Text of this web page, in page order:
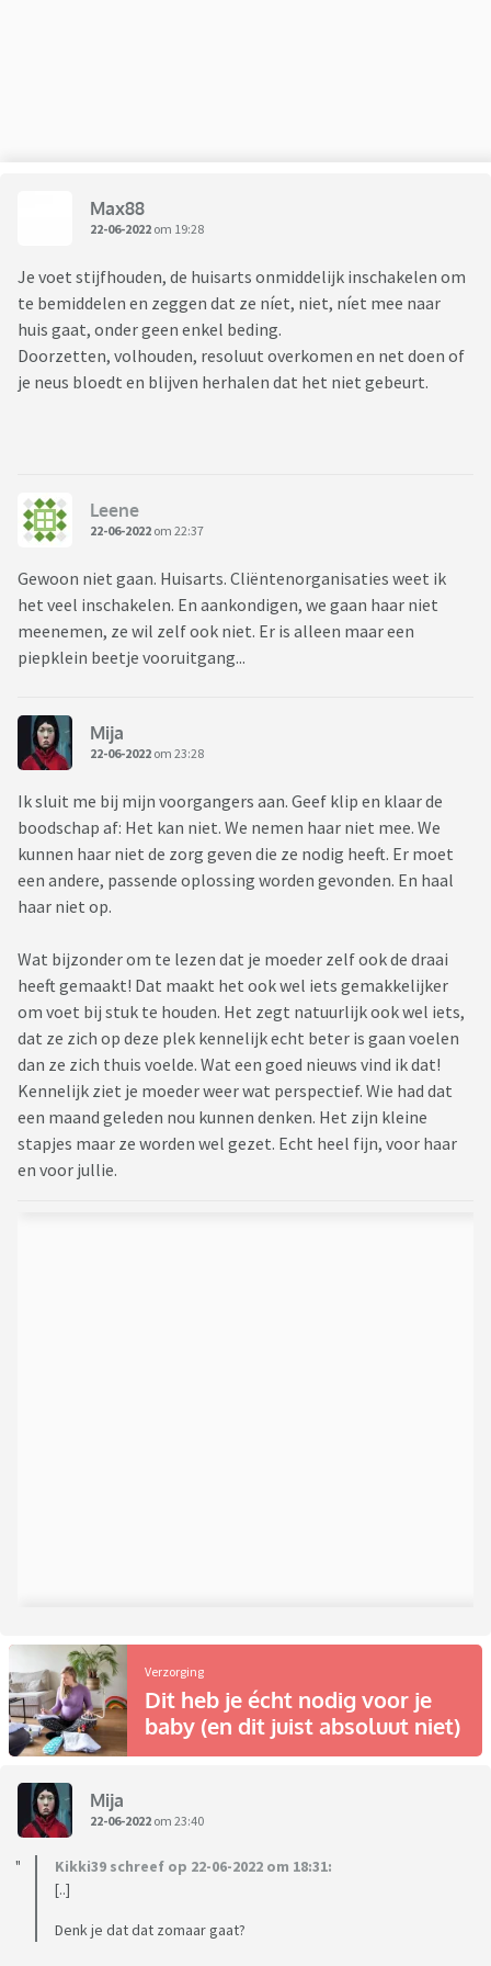
Max88
22-06-2022 om 19:28
Je voet stijfhouden, de huisarts onmiddelijk inschakelen om
te bemiddelen en zeggen dat ze níet, niet, níet mee naar
huis gaat, onder geen enkel beding.
Doorzetten, volhouden, resoluut overkomen en net doen of
je neus bloedt en blijven herhalen dat het niet gebeurt.
Leene
22-06-2022 om 22:37
Gewoon niet gaan. Huisarts. Cliëntenorganisaties weet ik
het veel inschakelen. En aankondigen, we gaan haar niet
meenemen, ze wil zelf ook niet. Er is alleen maar een
piepklein beetje vooruitgang...
Mija
22-06-2022 om 23:28
Ik sluit me bij mijn voorgangers aan. Geef klip en klaar de
boodschap af: Het kan niet. We nemen haar niet mee. We
kunnen haar niet de zorg geven die ze nodig heeft. Er moet
een andere, passende oplossing worden gevonden. En haal
haar niet op.
Wat bijzonder om te lezen dat je moeder zelf ook de draai
heeft gemaakt! Dat maakt het ook wel iets gemakkelijker
om voet bij stuk te houden. Het zegt natuurlijk ook wel iets,
dat ze zich op deze plek kennelijk echt beter is gaan voelen
dan ze zich thuis voelde. Wat een goed nieuws vind ik dat!
Kennelijk ziet je moeder weer wat perspectief. Wie had dat
een maand geleden nou kunnen denken. Het zijn kleine
stapjes maar ze worden wel gezet. Echt heel fijn, voor haar
en voor jullie.
Verzorging
Dit heb je écht nodig voor je
baby (en dit juist absoluut niet)
Mija
22-06-2022 om 23:40
Kikki39 schreef op 22-06-2022 om 18:31:
[..]
Denk je dat dat zomaar gaat?